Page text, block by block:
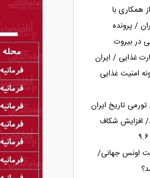
همکاری با
/ پرونده
در بیروت
غذایی / ایران
امنیت غذایی
تاریخ ایران
افزایش شکاف
اونس جهانی/